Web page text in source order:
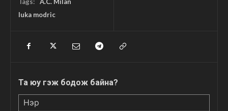
luka modric
Та юу гэж бодож байна?